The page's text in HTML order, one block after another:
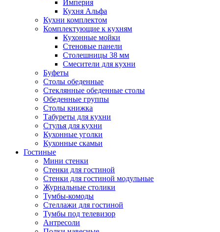
Империя
Кухня Альфа
Кухни комплектом
Комплектующие к кухням
Кухонные мойки
Стеновые панели
Столешницы 38 мм
Смесители для кухни
Буфеты
Столы обеденные
Стеклянные обеденные столы
Обеденные группы
Столы книжка
Табуреты для кухни
Стулья для кухни
Кухонные уголки
Кухонные скамьи
Гостиные
Мини стенки
Стенки для гостиной
Стенки для гостиной модульные
Журнальные столики
Тумбы-комоды
Стеллажи для гостиной
Тумбы под телевизор
Антресоли